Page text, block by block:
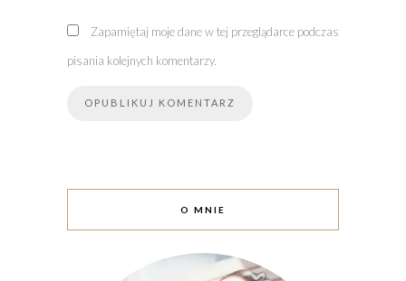
Zapamiętaj moje dane w tej przeglądarce podczas
pisania kolejnych komentarzy.
O MNIE